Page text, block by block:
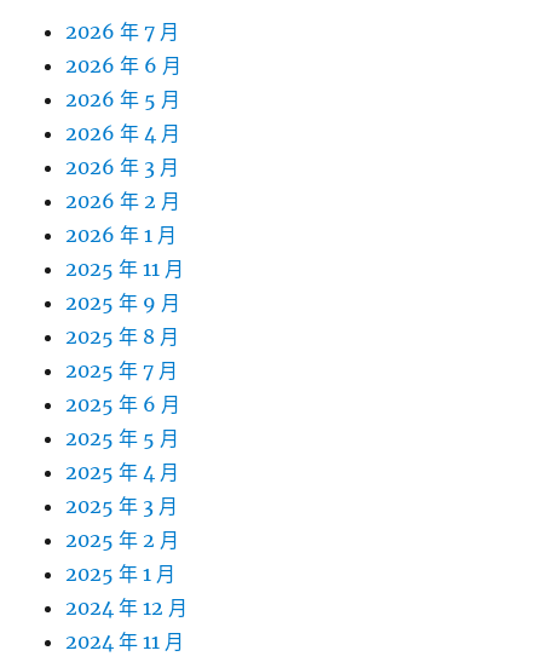
2026 年 7 月
2026 年 6 月
2026 年 5 月
2026 年 4 月
2026 年 3 月
2026 年 2 月
2026 年 1 月
2025 年 11 月
2025 年 9 月
2025 年 8 月
2025 年 7 月
2025 年 6 月
2025 年 5 月
2025 年 4 月
2025 年 3 月
2025 年 2 月
2025 年 1 月
2024 年 12 月
2024 年 11 月